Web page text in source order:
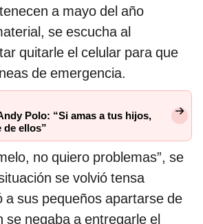
a mayo del año
se escucha al
quitarle el celular para que
de emergencia.
Polo: “Si amas a tus hijos,
de ellos”
no quiero problemas”, se
se volvió tensa
a sus pequeños apartarse de
se negaba a entregarle el